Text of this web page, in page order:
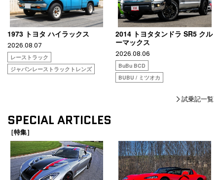
1973 トヨタ ハイラックス
2026.08.07
レーストラック
ジャパンレーストラックトレンズ
2014 トヨタタンドラ SR5 クル
ーマックス
2026.08.06
BuBu BCD
BUBU / ミツオカ
試乗記一覧
SPECIAL ARTICLES
［特集］